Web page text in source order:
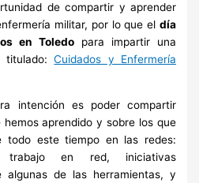
de compartir y aprender
militar, por lo que el día
en Toledo para impartir una
titulado:Cuidados y Enfermería
intención es poder compartir
aprendido y sobre los que
todo este tiempo en las redes:
trabajo en red, iniciativas
algunas de las herramientas, y